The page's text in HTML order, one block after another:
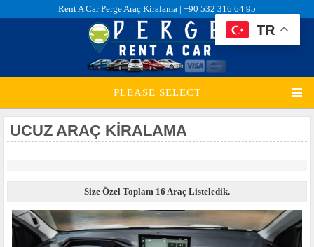
Rent A Car Perge Araç Kiralama | +90 532 316 64 95
PLEASE SELECT
UCUZ ARAÇ KIRALAMA
Size Özel Toplam 16 Araç Listeledik.
TR